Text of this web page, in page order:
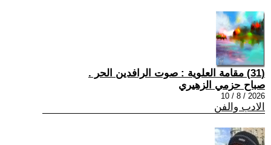
(31) مقامة العلوية : صوت الرافدين الحر .
صباح حزمي الزهيري
2026 / 8 / 10
الادب والفن